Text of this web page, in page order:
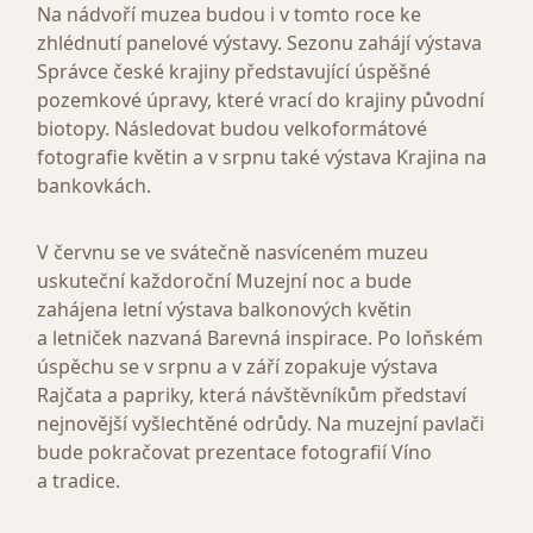
Na nádvoří muzea budou i v tomto roce ke
zhlédnutí panelové výstavy. Sezonu zahájí výstava
Správce české krajiny představující úspěšné
pozemkové úpravy, které vrací do krajiny původní
biotopy. Následovat budou velkoformátové
fotografie květin a v srpnu také výstava Krajina na
bankovkách.
V červnu se ve svátečně nasvíceném muzeu
uskuteční každoroční Muzejní noc a bude
zahájena letní výstava balkonových květin
a letniček nazvaná Barevná inspirace. Po loňském
úspěchu se v srpnu a v září zopakuje výstava
Rajčata a papriky, která návštěvníkům představí
nejnovější vyšlechtěné odrůdy. Na muzejní pavlači
bude pokračovat prezentace fotografií Víno
a tradice.